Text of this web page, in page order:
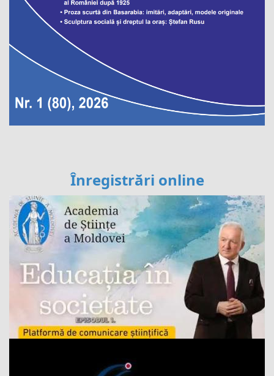
Înregistrări online